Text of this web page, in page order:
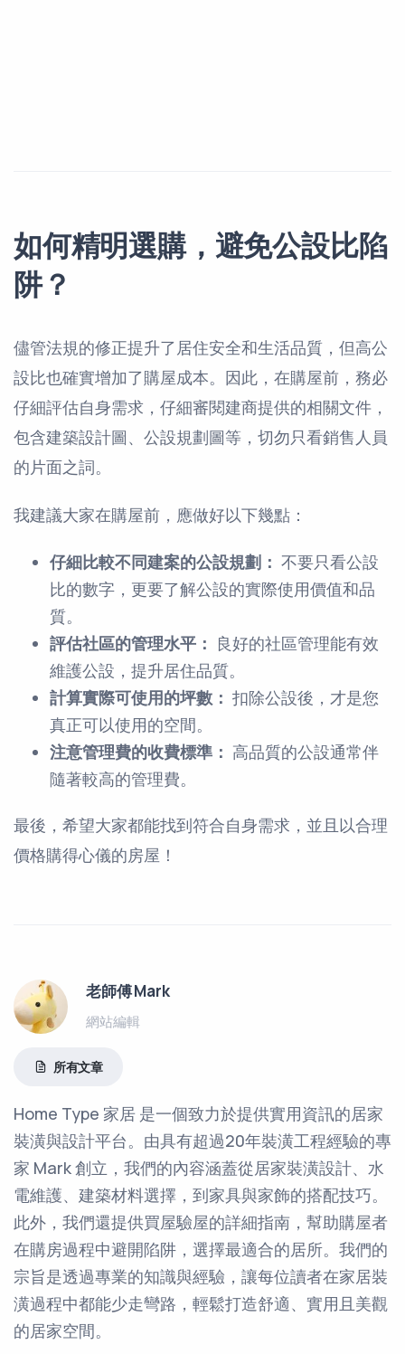
如何精明選購，避免公設比陷
阱？
儘管法規的修正提升了居住安全和生活品質，但高公
設比也確實增加了購屋成本。因此，在購屋前，務必
仔細評估自身需求，仔細審閱建商提供的相關文件，
包含建築設計圖、公設規劃圖等，切勿只看銷售人員
的片面之詞。
我建議大家在購屋前，應做好以下幾點：
仔細比較不同建案的公設規劃： 不要只看公設
比的數字，更要了解公設的實際使用價值和品
質。
評估社區的管理水平： 良好的社區管理能有效
維護公設，提升居住品質。
計算實際可使用的坪數： 扣除公設後，才是您
真正可以使用的空間。
注意管理費的收費標準： 高品質的公設通常伴
隨著較高的管理費。
最後，希望大家都能找到符合自身需求，並且以合理
價格購得心儀的房屋！
老師傅 Mark
網站編輯
所有文章
Home Type 家居 是一個致力於提供實用資訊的居家
裝潢與設計平台。由具有超過20年裝潢工程經驗的專
家 Mark 創立，我們的內容涵蓋從居家裝潢設計、水
電維護、建築材料選擇，到家具與家飾的搭配技巧。
此外，我們還提供買屋驗屋的詳細指南，幫助購屋者
在購房過程中避開陷阱，選擇最適合的居所。我們的
宗旨是透過專業的知識與經驗，讓每位讀者在家居裝
潢過程中都能少走彎路，輕鬆打造舒適、實用且美觀
的居家空間。